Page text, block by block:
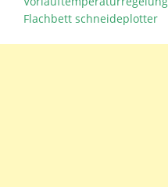
Flachbett schneideplotter